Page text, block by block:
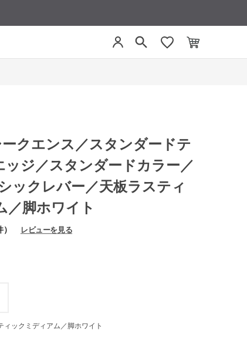
クエンス／スタンダードテ
ッジ／スタンダードカラー／
ックレバー／天板ラスティ
／脚ホワイト
レビューを見る
ックミディアム／脚ホワイト